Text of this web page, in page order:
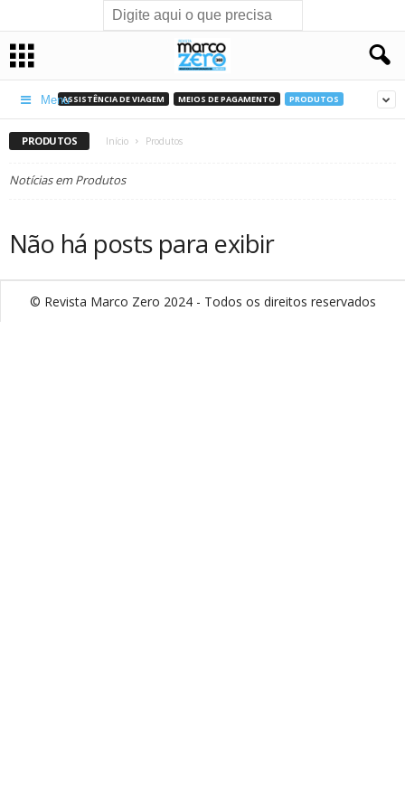
MenuASSISTÊNCIA DE VIAGEM MEIOS DE PAGAMENTO PRODUTOS
PRODUTOS Início Produtos
Notícias em Produtos
Não há posts para exibir
© Revista Marco Zero 2024 - Todos os direitos reservados